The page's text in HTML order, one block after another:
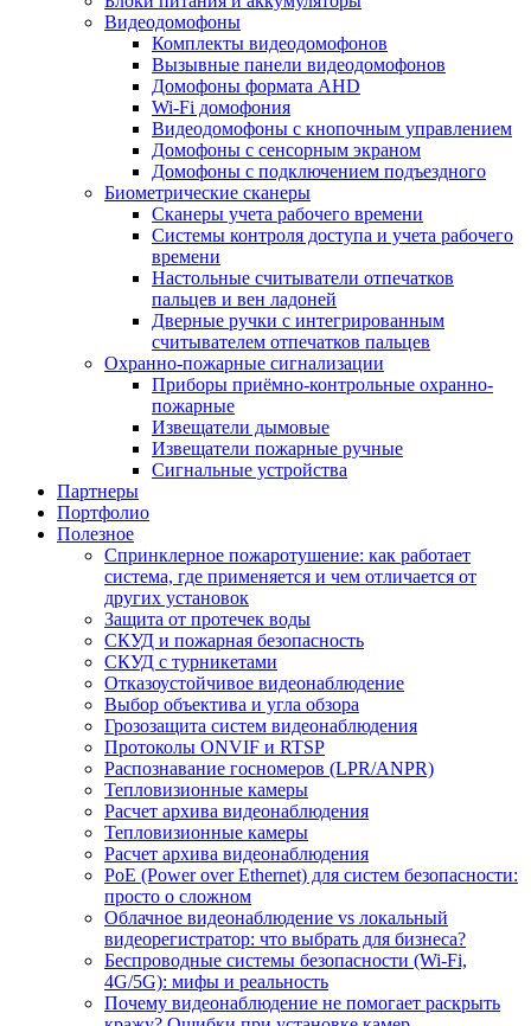
Видеодомофоны
Комплекты видеодомофонов
Вызывные панели видеодомофонов
Домофоны формата AHD
Wi-Fi домофония
Видеодомофоны с кнопочным управлением
Домофоны с сенсорным экраном
Домофоны с подключением подъездного
Биометрические сканеры
Сканеры учета рабочего времени
Системы контроля доступа и учета рабочего
времени
Настольные считыватели отпечатков
пальцев и вен ладоней
Дверные ручки с интегрированным
считывателем отпечатков пальцев
Охранно-пожарные сигнализации
Приборы приёмно-контрольные охранно-
пожарные
Извещатели дымовые
Извещатели пожарные ручные
Сигнальные устройства
Партнеры
Портфолио
Полезное
Спринклерное пожаротушение: как работает
система, где применяется и чем отличается от
других установок
Защита от протечек воды
СКУД и пожарная безопасность
СКУД с турникетами
Отказоустойчивое видеонаблюдение
Выбор объектива и угла обзора
Грозозащита систем видеонаблюдения
Протоколы ONVIF и RTSP
Распознавание госномеров (LPR/ANPR)
Тепловизионные камеры
Расчет архива видеонаблюдения
Тепловизионные камеры
Расчет архива видеонаблюдения
PoE (Power over Ethernet) для систем безопасности:
просто о сложном
Облачное видеонаблюдение vs локальный
видеорегистратор: что выбрать для бизнеса?
Беспроводные системы безопасности (Wi-Fi,
4G/5G): мифы и реальность
Почему видеонаблюдение не помогает раскрыть